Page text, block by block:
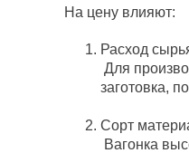
На цену влияют:
Расход
Для
заготовка,
Сорт
Вагонка